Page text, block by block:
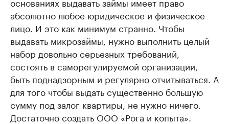
абсолютно любое юридическое и физическое
лицо. И это как минимум странно. Чтобы
выдавать микрозаймы, нужно выполнить целый
набор довольно серьезных требований,
состоять в саморегулируемой организации,
быть поднадзорным и регулярно отчитываться. А
для того чтобы выдать существенно большую
сумму под залог квартиры, не нужно ничего.
Достаточно создать ООО «Рога и копыта».